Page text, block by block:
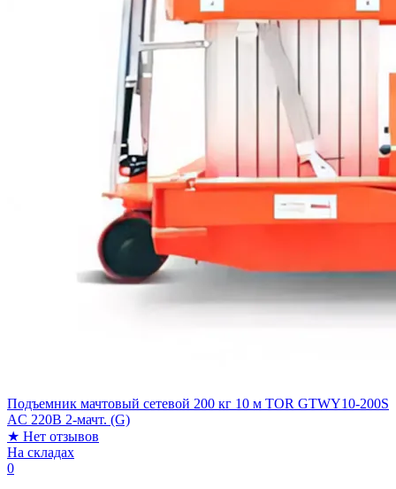
Подъемник мачтовый сетевой 200 кг 10 м TOR GTWY10-200S
AC 220В 2-мачт. (G)
★ Нет отзывов
На складах
0